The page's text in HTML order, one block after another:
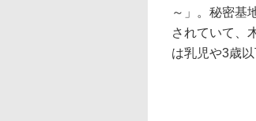
～」。秘密基
されていて、
は乳児や3歳